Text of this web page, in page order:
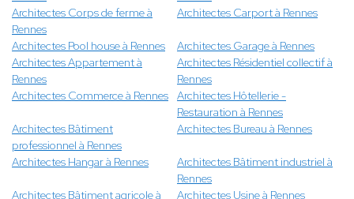
Architectes Corps de ferme à
Rennes
Architectes Carport à Rennes
Architectes Pool house à Rennes
Architectes Garage à Rennes
Architectes Appartement à
Rennes
Architectes Résidentiel collectif à
Rennes
Architectes Commerce à Rennes
Architectes Hôtellerie -
Restauration à Rennes
Architectes Bâtiment
professionnel à Rennes
Architectes Bureau à Rennes
Architectes Hangar à Rennes
Architectes Bâtiment industriel à
Rennes
Architectes Bâtiment agricole à
Architectes Usine à Rennes